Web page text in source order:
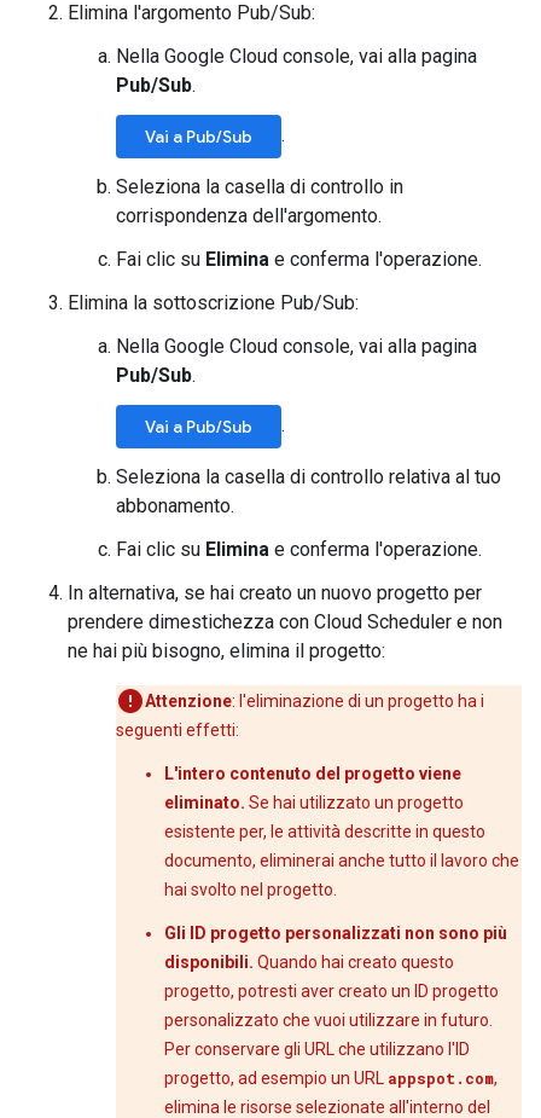
Elimina l'argomento Pub/Sub:
Nella Google Cloud console, vai alla pagina
Pub/Sub.
Vai a Pub/Sub .
Seleziona la casella di controllo in
corrispondenza dell'argomento.
Fai clic su Elimina e conferma l'operazione.
Elimina la sottoscrizione Pub/Sub:
Nella Google Cloud console, vai alla pagina
Pub/Sub.
Vai a Pub/Sub .
Seleziona la casella di controllo relativa al tuo
abbonamento.
Fai clic su Elimina e conferma l'operazione.
In alternativa, se hai creato un nuovo progetto per
prendere dimestichezza con Cloud Scheduler e non
ne hai più bisogno, elimina il progetto:
Attenzione: l'eliminazione di un progetto ha i
seguenti effetti:
L'intero contenuto del progetto viene
eliminato. Se hai utilizzato un progetto
esistente per, le attività descritte in questo
documento, eliminerai anche tutto il lavoro che
hai svolto nel progetto.
Gli ID progetto personalizzati non sono più
disponibili. Quando hai creato questo
progetto, potresti aver creato un ID progetto
personalizzato che vuoi utilizzare in futuro.
Per conservare gli URL che utilizzano l'ID
progetto, ad esempio un URL appspot.com,
elimina le risorse selezionate all'interno del